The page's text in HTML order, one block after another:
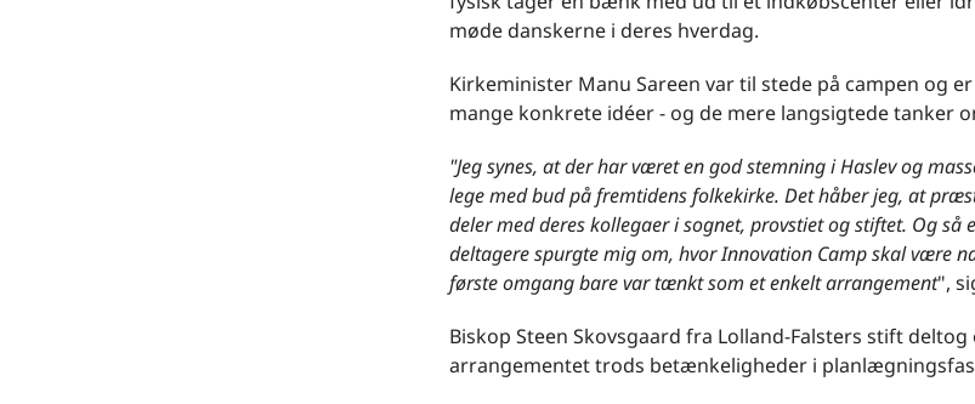
møde danskerne i deres hverdag.
Kirkeminister Manu Sareen var til stede på campen og
mange konkrete idéer - og de mere langsigtede tanker
"Jeg synes, at der har været en god stemning i Haslev og
lege med bud på fremtidens folkekirke. Det håber jeg, at
deler med deres kollegaer i sognet, provstiet og stiftet. Og så
deltagere spurgte mig om, hvor Innovation Camp skal være
første omgang bare var tænkt som et enkelt arrangement",
Biskop Steen Skovsgaard fra Lolland-Falsters stift
arrangementet trods betænkeligheder i